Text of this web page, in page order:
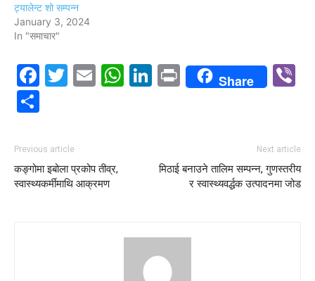
ट्यालेन्ट शो सम्पन्न
January 3, 2024
In "समाचार"
Facebook
Twitter
EmailWhatsApp
LinkedIn
PrintShare
Previous article
कङ्गोमा इबोला प्रकोप तीव्र,
स्वास्थ्यकर्मीमाथि आक्रमण
Next article
मिठाई बनाउने तालिम सम्पन्न, गुणस्तरीय
र स्वास्थ्यवर्द्धक उत्पादनमा जोड